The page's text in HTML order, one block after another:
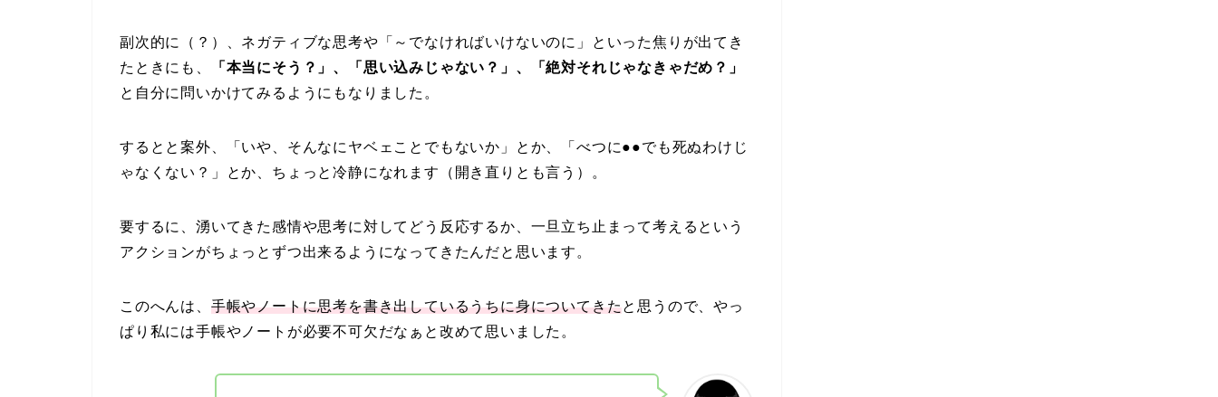
副次的に（？）、ネガティブな思考や「～でなければいけないのに」といった焦りが出てき
たときにも、
「本当にそう？」、「思い込みじゃない？」、「絶対それじゃなきゃだめ？」
と自分に問いかけてみるようにもなりました。
するとと案外、「いや、そんなにヤベェことでもないか」とか、「べつに●●でも死ぬわけじ
ゃなくない？」とか、ちょっと冷静になれます（開き直りとも言う）。
要するに、湧いてきた感情や思考に対してどう反応するか、一旦立ち止まって考えるという
アクションがちょっとずつ出来るようになってきたんだと思います。
このへんは、 手帳やノートに思考を書き出しているうちに身についてきたと思うので、やっ
ぱり私には手帳やノートが必要不可欠だなぁと改めて思いました。